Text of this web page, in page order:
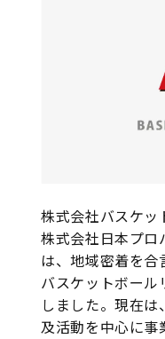
株式会社バスケッ
株式会社日本プロ
は、地域密着を
バスケットボー
しました。現在
及活動を中心に事